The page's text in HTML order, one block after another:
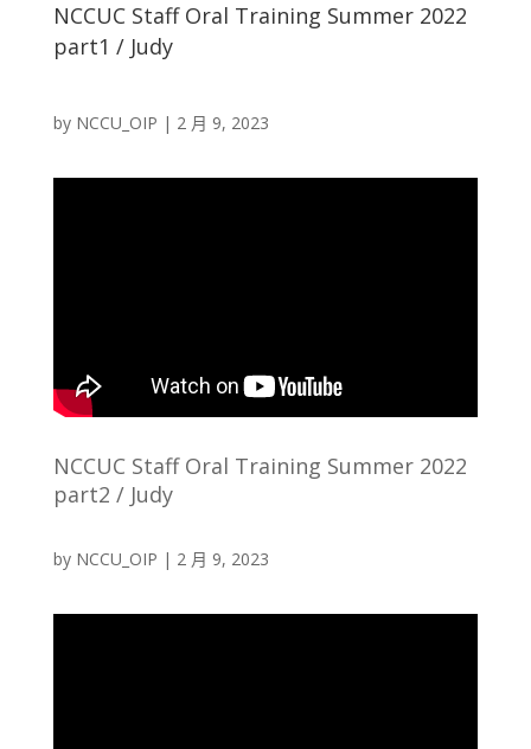
NCCUC Staff Oral Training Summer 2022
part1 / Judy
by NCCU_OIP | 2 月 9, 2023
NCCUC Staff Oral Training Summer 2022
part2 / Judy
by NCCU_OIP | 2 月 9, 2023